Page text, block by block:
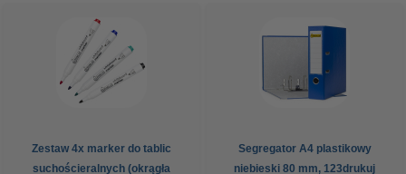
Zestaw 4x marker do tablic
suchościeralnych (okrągła
Segregator A4 plastikowy
niebieski 80 mm, 123drukuj